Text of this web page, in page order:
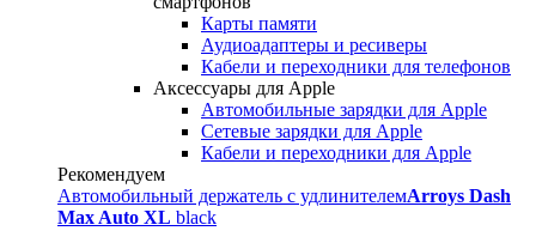
Карты памяти
Аудиоадаптеры и ресиверы
Кабели и переходники для телефонов
Аксессуары для Apple
Автомобильные зарядки для Apple
Сетевые зарядки для Apple
Кабели и переходники для Apple
Рекомендуем
Автомобильный держатель с удлинителемArroys Dash
Max Auto XL black